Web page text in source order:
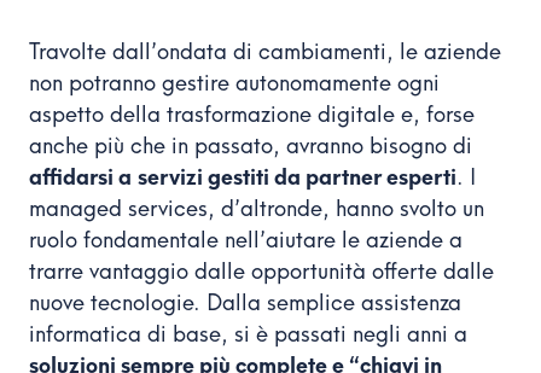
Travolte dall’ondata di cambiamenti, le aziende
non potranno gestire autonomamente ogni
aspetto della trasformazione digitale e, forse
anche più che in passato, avranno bisogno di
affidarsi a servizi gestiti da partner esperti. I
managed services, d’altronde, hanno svolto un
ruolo fondamentale nell’aiutare le aziende a
trarre vantaggio dalle opportunità offerte dalle
nuove tecnologie. Dalla semplice assistenza
informatica di base, si è passati negli anni a
soluzioni sempre più complete e “chiavi in